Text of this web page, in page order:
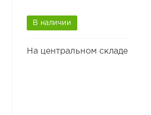
В наличии
На центральном складе